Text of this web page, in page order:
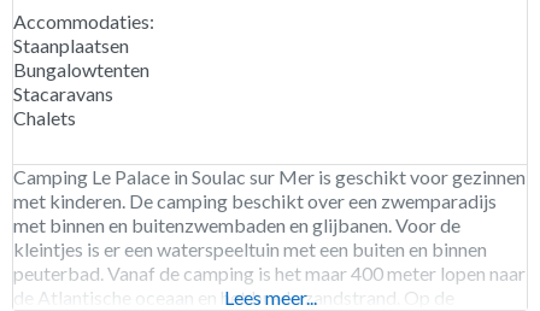
Accommodaties:
Staanplaatsen
Bungalowtenten
Stacaravans
Chalets
Camping Le Palace in Soulac sur Mer is geschikt voor gezinnen
met kinderen. De camping beschikt over een zwemparadijs
met binnen en buitenzwembaden en glijbanen. Voor de
kleintjes is er een waterspeeltuin met een buiten en binnen
peuterbad. Vanaf de camping is het maar 400 meter lopen naar
de Atlantische oceaan en het brede zandstrand. Op de
Lees meer...